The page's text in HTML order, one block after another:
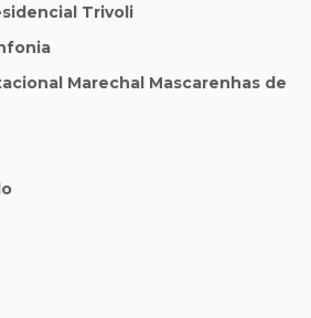
Trivoli
Marechal Mascarenhas de